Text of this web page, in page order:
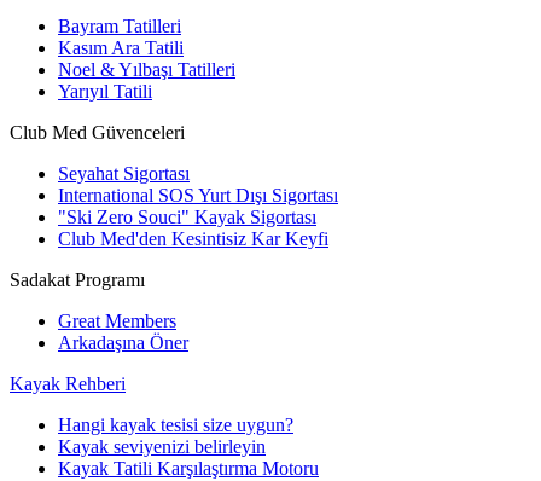
Bayram Tatilleri
Kasım Ara Tatili
Noel & Yılbaşı Tatilleri
Yarıyıl Tatili
Club Med Güvenceleri
Seyahat Sigortası
International SOS Yurt Dışı Sigortası
"Ski Zero Souci" Kayak Sigortası
Club Med'den Kesintisiz Kar Keyfi
Sadakat Programı
Great Members
Arkadaşına Öner
Kayak Rehberi
Hangi kayak tesisi size uygun?
Kayak seviyenizi belirleyin
Kayak Tatili Karşılaştırma Motoru